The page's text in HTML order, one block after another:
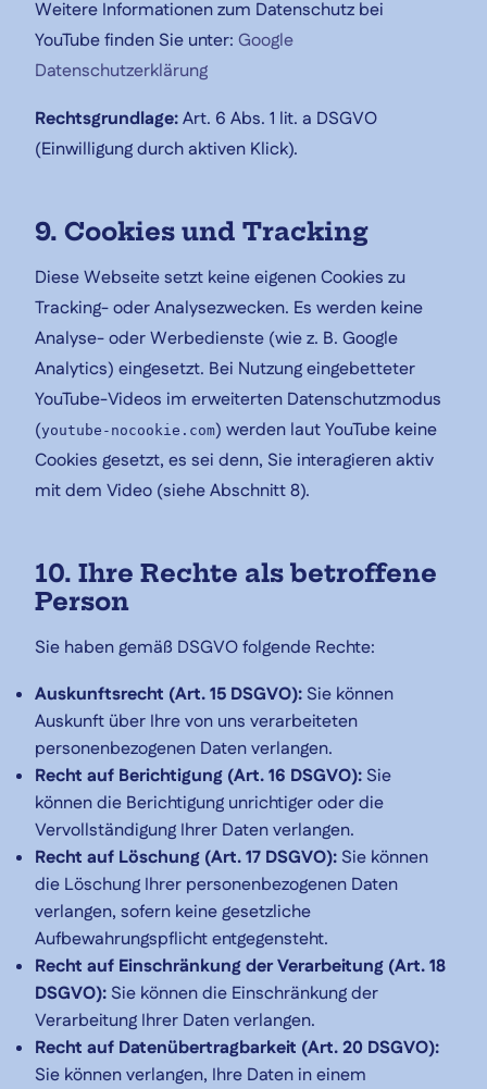
Weitere Informationen zum Datenschutz bei
YouTube finden Sie unter: Google
Datenschutzerklärung
Rechtsgrundlage:Art. 6 Abs. 1 lit. a DSGVO
(Einwilligung durch aktiven Klick).
9. Cookies und Tracking
Diese Webseite setzt keine eigenen Cookies zu
Tracking- oder Analysezwecken. Es werden keine
Analyse- oder Werbedienste (wie z. B. Google
Analytics) eingesetzt. Bei Nutzung eingebetteter
YouTube-Videos im erweiterten Datenschutzmodus
(youtube-nocookie.com) werden laut YouTube keine
Cookies gesetzt, es sei denn, Sie interagieren aktiv
mit dem Video (siehe Abschnitt 8).
10. Ihre Rechte als betroffene
Person
Sie haben gemäß DSGVO folgende Rechte:
Auskunftsrecht (Art. 15 DSGVO): Sie können
Auskunft über Ihre von uns verarbeiteten
personenbezogenen Daten verlangen.
Recht auf Berichtigung (Art. 16 DSGVO): Sie
können die Berichtigung unrichtiger oder die
Vervollständigung Ihrer Daten verlangen.
Recht auf Löschung (Art. 17 DSGVO): Sie können
die Löschung Ihrer personenbezogenen Daten
verlangen, sofern keine gesetzliche
Aufbewahrungspflicht entgegensteht.
Recht auf Einschränkung der Verarbeitung (Art. 18
DSGVO): Sie können die Einschränkung der
Verarbeitung Ihrer Daten verlangen.
Recht auf Datenübertragbarkeit (Art. 20 DSGVO):
Sie können verlangen, Ihre Daten in einem